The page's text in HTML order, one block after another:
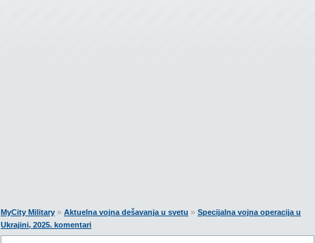
MyCity Military » Aktuelna vojna dešavanja u svetu » Specijalna vojna operacija u
Ukrajini, 2025. komentari